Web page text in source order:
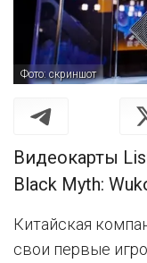
Фото: скриншот
Видеокарты
Black Myth:
Китайская
свои первые